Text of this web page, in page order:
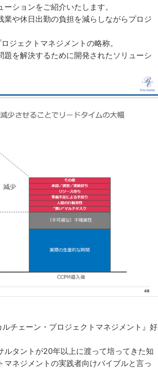
ションをご紹介いたします。
や休日出勤の負担を減らしながらプロジ
ジェクトマネジメントの略称。
を解決するために開発されたソリューシ
ェーン・プロジェクトマネジメント』好
タントが20年以上に渡って培ってきた知
ネジメントの実践者向けバイブルと言っ